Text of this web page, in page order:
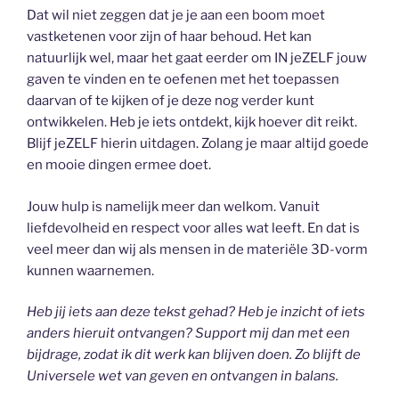
Dat wil niet zeggen dat je je aan een boom moet
vastketenen voor zijn of haar behoud. Het kan
natuurlijk wel, maar het gaat eerder om IN jeZELF jouw
gaven te vinden en te oefenen met het toepassen
daarvan of te kijken of je deze nog verder kunt
ontwikkelen. Heb je iets ontdekt, kijk hoever dit reikt.
Blijf jeZELF hierin uitdagen. Zolang je maar altijd goede
en mooie dingen ermee doet.
Jouw hulp is namelijk meer dan welkom. Vanuit
liefdevolheid en respect voor alles wat leeft. En dat is
veel meer dan wij als mensen in de materiële 3D-vorm
kunnen waarnemen.
Heb jij iets aan deze tekst gehad? Heb je inzicht of iets
anders hieruit ontvangen? Support mij dan met een
bijdrage, zodat ik dit werk kan blijven doen. Zo blijft de
Universele wet van geven en ontvangen in balans.